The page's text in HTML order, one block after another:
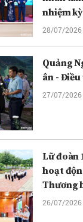
nhiệm
28/07/2026
Quảng
ân -
27/07/2026
Lữ đoàn
hoạt
Thương
26/07/2026